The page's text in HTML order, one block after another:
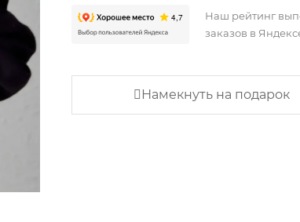
Наш рейтинг
заказов в
Намекнуть на подарок